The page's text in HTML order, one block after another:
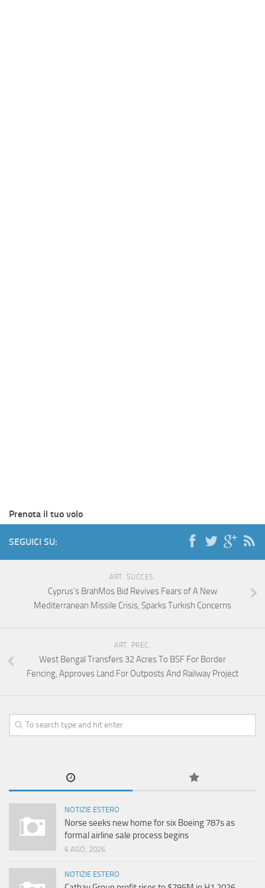
Prenota il tuo volo
SEGUICI SU:
ART. SUCCES.
Cyprus’s BrahMos Bid Revives Fears of A New
Mediterranean Missile Crisis, Sparks Turkish Concerns
ART. PREC.
West Bengal Transfers 32 Acres To BSF For Border
Fencing, Approves Land For Outposts And Railway Project
NOTIZIE ESTERO
Norse seeks new home for six Boeing 787s as
formal airline sale process begins
6 AGO, 2026
NOTIZIE ESTERO